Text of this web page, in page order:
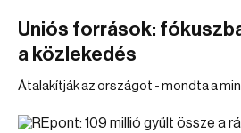
Uniós források:
a közlekedés
Átalakítják az országot - mondta a